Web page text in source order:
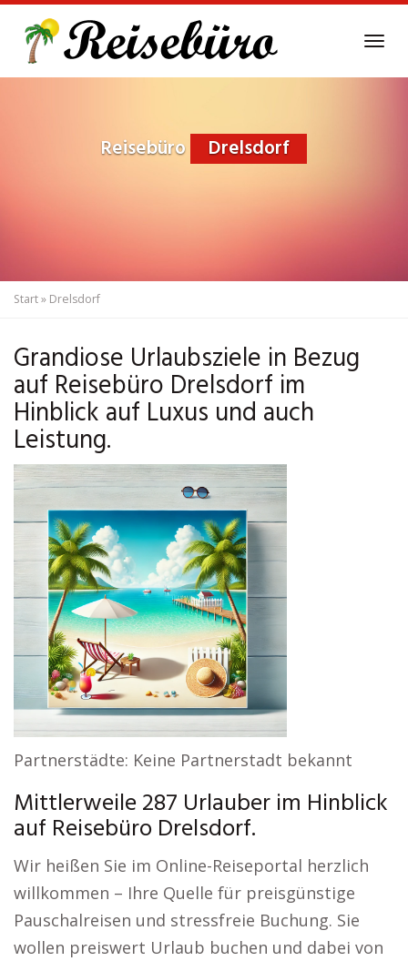
main
Reisebüro Drelsdorf
Start» Drelsdorf
Grandiose Urlaubsziele in Bezug
auf Reisebüro Drelsdorf im
Hinblick auf Luxus und auch
Leistung.
Partnerstädte: Keine Partnerstadt bekannt
Mittlerweile 287 Urlauber im Hinblick
auf Reisebüro Drelsdorf.
Wir heißen Sie im Online-Reiseportal herzlich
willkommen – Ihre Quelle für preisgünstige
Pauschalreisen und stressfreie Buchung. Sie
wollen preiswert Urlaub buchen und dabei von